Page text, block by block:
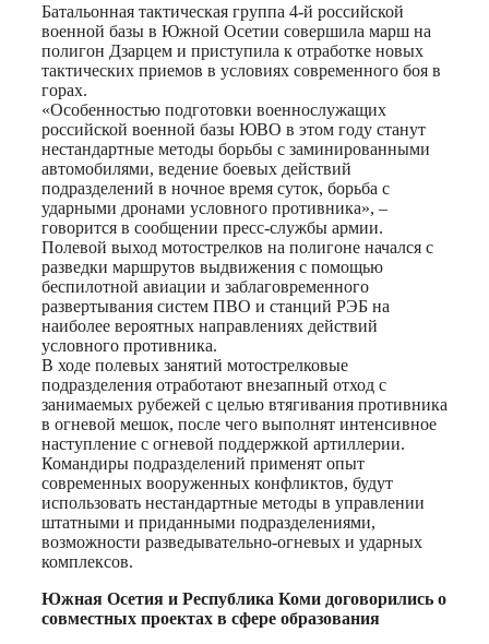
Батальонная тактическая группа 4-й российской
военной базы в Южной Осетии совершила марш на
полигон Дзарцем и приступила к отработке новых
тактических приемов в условиях современного боя в
горах.
«Особенностью подготовки военнослужащих
российской военной базы ЮВО в этом году станут
нестандартные методы борьбы с заминированными
автомобилями, ведение боевых действий
подразделений в ночное время суток, борьба с
ударными дронами условного противника», –
говорится в сообщении пресс-службы армии.
Полевой выход мотострелков на полигоне начался с
разведки маршрутов выдвижения с помощью
беспилотной авиации и заблаговременного
развертывания систем ПВО и станций РЭБ на
наиболее вероятных направлениях действий
условного противника.
В ходе полевых занятий мотострелковые
подразделения отработают внезапный отход с
занимаемых рубежей с целью втягивания противника
в огневой мешок, после чего выполнят интенсивное
наступление с огневой поддержкой артиллерии.
Командиры подразделений применят опыт
современных вооруженных конфликтов, будут
использовать нестандартные методы в управлении
штатными и приданными подразделениями,
возможности разведывательно-огневых и ударных
комплексов.
Южная Осетия и Республика Коми договорились о
совместных проектах в сфере образования